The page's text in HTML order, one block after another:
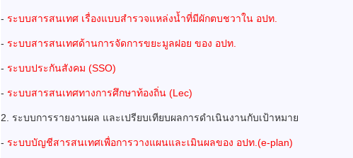
- ระบบสารสนเทศ เรื่องแบบสำรวจแหล่งน้ำที่มีผักตบชวาใน อปท.
- ระบบสารสนเทศด้านการจัดการขยะมูลฝอย ของ อปท.
- ระบบประกันสังคม (SSO)
- ระบบสารสนเทศทางการศึกษาท้องถิ่น (Lec)
2. ระบบการรายงานผล และเปรียบเทียบผลการดำเนินงานกับเป้าหมาย
- ระบบบัญชีสารสนเทศเพื่อการวางแผนและเมินผลของ อปท.(e-plan)